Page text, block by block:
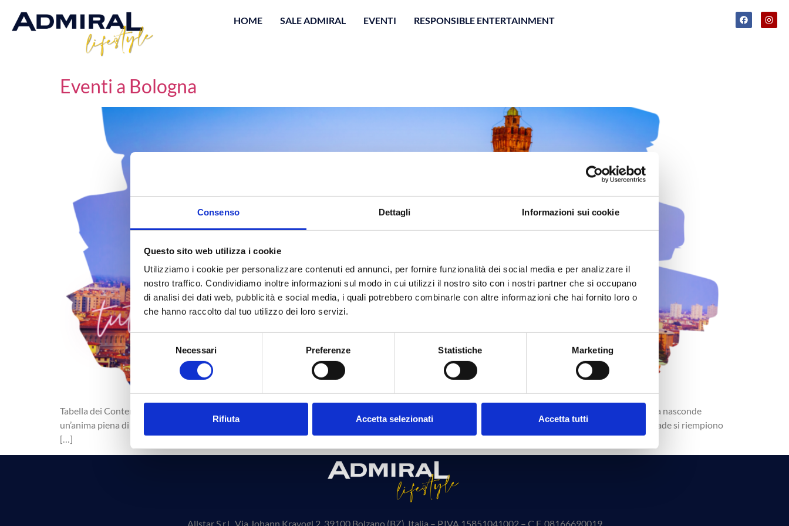
Consenso Dettagli Informazioni sui cookie
Questo sito web utilizza i cookie
Utilizziamo i cookie per personalizzare contenuti ed annunci, per fornire funzionalità dei social media e per analizzare il
nostro traffico. Condividiamo inoltre informazioni sul modo in cui utilizzi il nostro sito con i nostri partner che si occupano
di analisi dei dati web, pubblicità e social media, i quali potrebbero combinarle con altre informazioni che hai fornito loro o
che hanno raccolto dal tuo utilizzo dei loro servizi.
Selezione
del
consenso
Necessari Preferenze Statistiche Marketing
Rifiuta Accetta selezionati Accetta tutti
HOME SALE ADMIRAL EVENTI RESPONSIBLE ENTERTAINMENT
Eventi a Bologna
Tabella dei Contenuti Vivi Bologna attraverso gli eventi in programma nel 2026 Sotto l’ombra delle sue torri e dei portici patrimonio UNESCO, Bologna nasconde
un’anima piena di feste ed eventi. Più che un semplice museo a cielo aperto, la città è un laboratorio continuo di musica, arte e culture. Ogni anno, le strade si riempiono
[…]
Allstar S.r.l., Via Johann Kravogl 2, 39100 Bolzano (BZ), Italia – P.IVA 15851041002 – C.F. 08166690019